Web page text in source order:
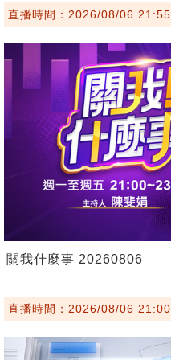
直播時間：2026/08/06 21:55
關我什麼事 20260806
直播時間：2026/08/06 21:00